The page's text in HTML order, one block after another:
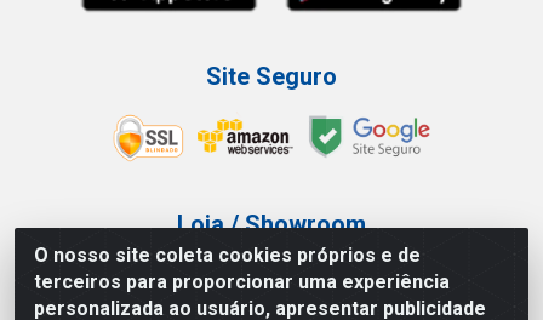
O nosso site coleta cookies próprios e de
terceiros para proporcionar uma experiência
personalizada ao usuário, apresentar publicidade
Site Seguro
Loja / Showroom
Tel.: (11) 3227-0546
Av Vautier, 587/597 - Pari - São Paulo/SP